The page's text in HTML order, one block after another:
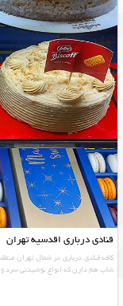
قنادی درباری اقدسیه تهران
کافه قنادی درباری در شمال تهران
شاپ هم دارن که انواع نوشیدنی سرد و